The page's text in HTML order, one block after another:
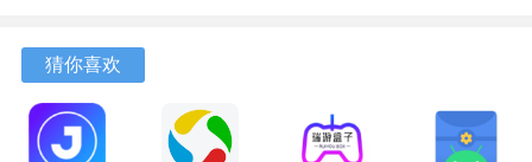
猜你喜欢